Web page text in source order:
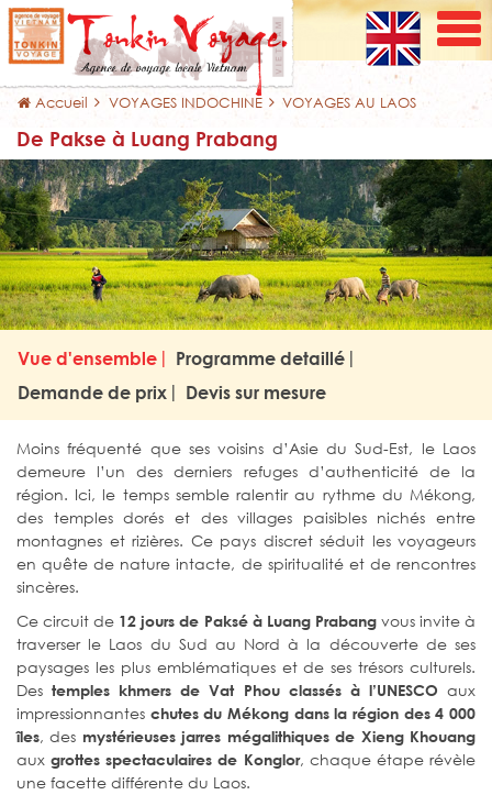
Accueil VOYAGES INDOCHINE VOYAGES AU LAOS
De Pakse à Luang Prabang
Vue d'ensemble
Programme detaillé
Demande de prix
Devis sur mesure
Moins fréquenté que ses voisins d’Asie du Sud-Est, le Laos
demeure l’un des derniers refuges d’authenticité de la
région. Ici, le temps semble ralentir au rythme du Mékong,
des temples dorés et des villages paisibles nichés entre
montagnes et rizières. Ce pays discret séduit les voyageurs
en quête de nature intacte, de spiritualité et de rencontres
sincères.
Ce circuit de 12 jours de Paksé à Luang Prabangvous invite à
traverser le Laos du Sud au Nord à la découverte de ses
paysages les plus emblématiques et de ses trésors culturels.
Destemples khmers de Vat Phou classés à l’UNESCO aux
impressionnantes chutes du Mékong dans la région des 4 000
îles, des mystérieuses jarres mégalithiques de Xieng Khouang
auxgrottes spectaculaires de Konglor, chaque étape révèle
une facette différente du Laos.